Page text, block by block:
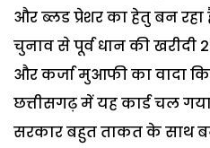
और ब्लड प्रेशर का हेतु बन
चुनाव से पूर्व धान की
और कर्जा मुआफी का वादा
छत्तीसगढ़ में यह कार्ड चल
सरकार बहुत ताकत के साथ